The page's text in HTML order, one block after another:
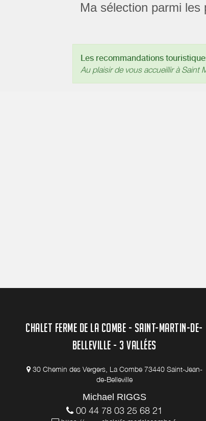
Ma sélection parmi
Les recommandations
Au plaisir de vous accueillir à Saint
CHALET FERME DE LA COMBE - SAINT-MARTIN-DE-
BELLEVILLE - 3 VALLÉES
30 Chemin des Vergers, La Combe 73440 Saint-Jean-
de-Belleville
Michael RIGGS
00 44 78 03 25 68 21